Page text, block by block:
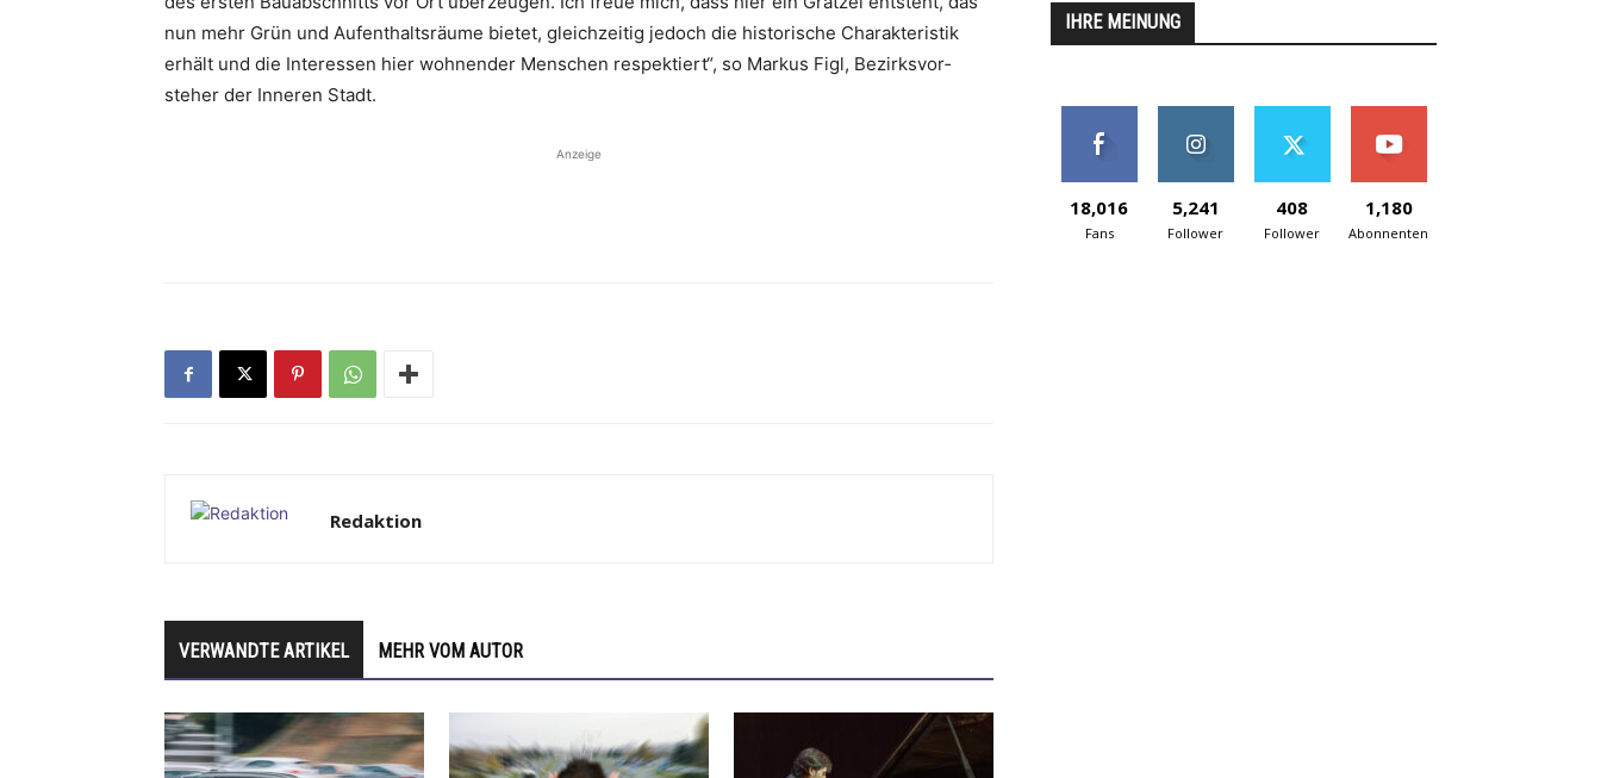
nun mehr Grün und Aufenthaltsräume bietet, gleichzeitig jedoch die histo­rische Charakteristik
erhält und die Interessen hier wohnender Menschen respektiert“, so Markus Figl, Bezirksvor­
steher der ­Inneren Stadt.
Anzeige
Redaktion
VERWANDTE ARTIKEL MEHR VOM AUTOR
IHRE MEINUNG
18,016
Fans
5,241
Follower
408
Follower
1,180
Abonnenten